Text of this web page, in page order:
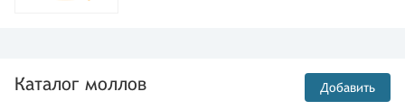
Каталог моллов Добавить